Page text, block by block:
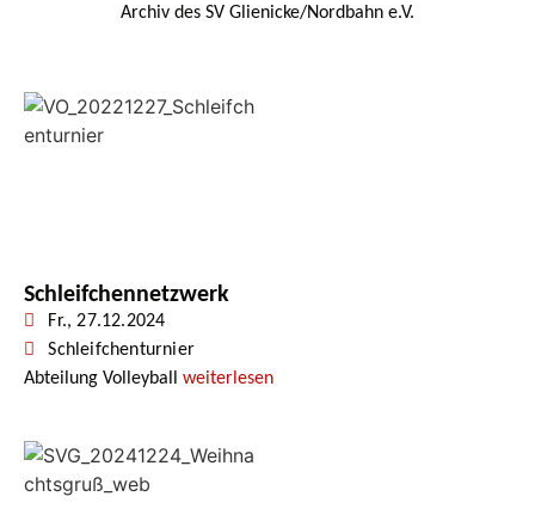
Archiv des SV Glienicke/Nordbahn e.V.
Schleifchennetzwerk
Fr., 27.12.2024
Schleifchenturnier
Abteilung Volleyball weiterlesen